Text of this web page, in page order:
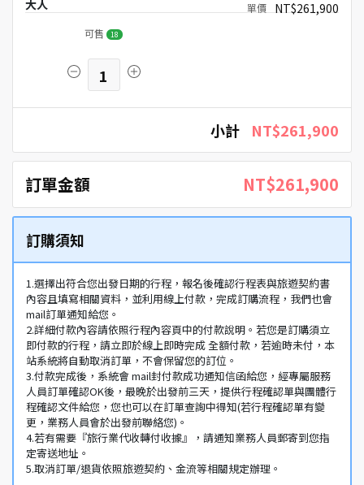
大人 NT$261,900
可售 18
1
小計 NT$261,900
訂單金額 NT$261,900
訂購須知
1.選擇出符合您出發日期的行程，報名後確認行程表與旅遊契約書
內容且填寫相關資料，並利用線上付款，完成訂購流程，我們也會
mail訂單通知給您。
2.詳細付款內容請依照行程內容頁中的付款說明。若您是訂購須立
即付款的行程，請立即於線上即時完成 全額付款，若逾時未付，本
站系統將自動取消訂單，不會保留您的訂位。
3.付款完成後，系統會 mail封付款成功通知信函給您，經專屬服務
人員訂單確認OK後，最晚於出發前三天，提供行程確認單與團體行
程確認文件給您，您也可以在訂單查詢中得知(若行程確認單有變
更，業務人員會於出發前聯絡您)。
4.若有需要『旅行業代收轉付收據』，請通知業務人員郵寄到您指
定寄送地址。
5.取消訂單/退貨依照旅遊契約、金流等相關規定辦理。